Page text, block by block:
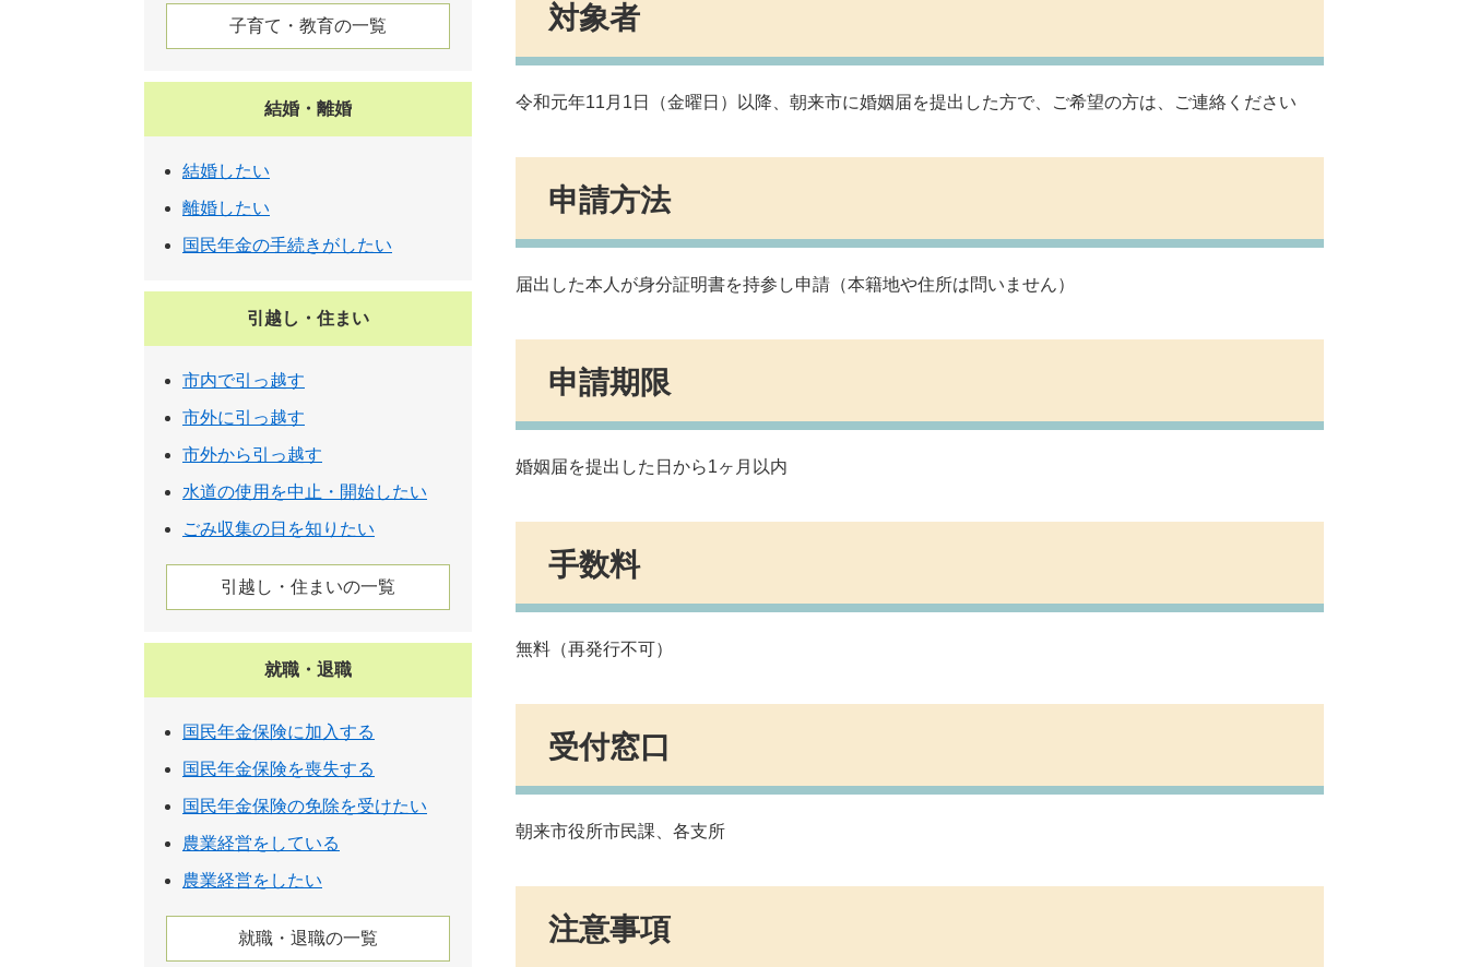
対象者
令和元年11月1日（金曜日）以降、朝来市に婚姻届を提出した方で、ご希望の方は、ご連絡ください
申請方法
届出した本人が身分証明書を持参し申請（本籍地や住所は問いません）
申請期限
婚姻届を提出した日から1ヶ月以内
手数料
無料（再発行不可）
受付窓口
朝来市役所市民課、各支所
注意事項
子育て・教育の一覧
結婚・離婚
結婚したい
離婚したい
国民年金の手続きがしたい
引越し・住まい
市内で引っ越す
市外に引っ越す
市外から引っ越す
水道の使用を中止・開始したい
ごみ収集の日を知りたい
引越し・住まいの一覧
就職・退職
国民年金保険に加入する
国民年金保険を喪失する
国民年金保険の免除を受けたい
農業経営をしている
農業経営をしたい
就職・退職の一覧